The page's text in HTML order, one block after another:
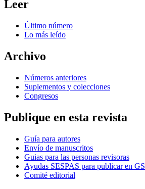
Leer
Último número
Lo más leído
Archivo
Números anteriores
Suplementos y colecciones
Congresos
Publique en esta revista
Guía para autores
Envío de manuscritos
Guias para las personas revisoras
Ayudas SESPAS para publicar en GS
Comité editorial